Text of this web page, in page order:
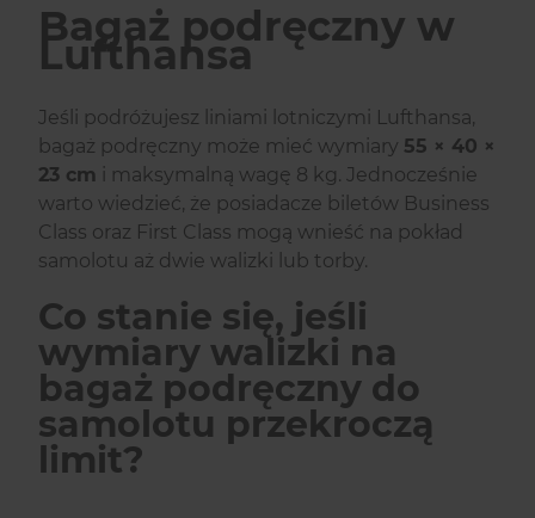
Bagaż podręczny w
Lufthansa
Jeśli podróżujesz liniami lotniczymi Lufthansa,
bagaż podręczny może mieć wymiary 55 × 40 ×
23 cm i maksymalną wagę 8 kg. Jednocześnie
warto wiedzieć, że posiadacze biletów Business
Class oraz First Class mogą wnieść na pokład
samolotu aż dwie walizki lub torby.
Co stanie się, jeśli
wymiary walizki na
bagaż podręczny do
samolotu przekroczą
limit?